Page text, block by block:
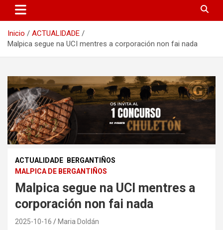
Inicio
ACTUALIDADE
Malpica segue na UCI mentres a corporación non fai nada
ACTUALIDADE
BERGANTIÑOS
MALPICA DE BERGANTIÑOS
Malpica segue na UCI mentres a
corporación non fai nada
2025-10-16 Maria Doldán